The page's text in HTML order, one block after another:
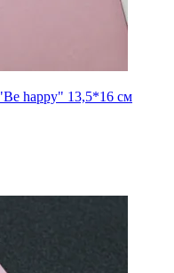
happy" 13,5*16 см